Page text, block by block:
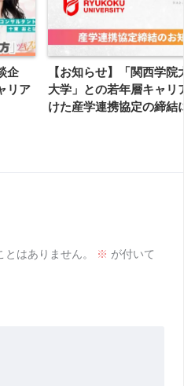
企
リア
【お知らせ】「関西学院
大学」との若年層キャリ
けた産学連携協定の締結
はありません。 ※ が付いて